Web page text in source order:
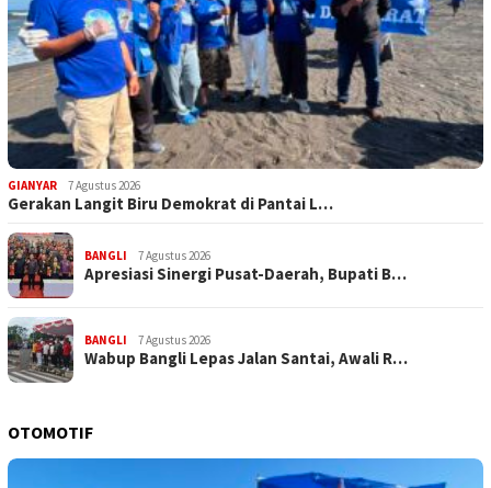
GIANYAR 7 Agustus 2026
Gerakan Langit Biru Demokrat di Pantai L…
BANGLI 7 Agustus 2026
Apresiasi Sinergi Pusat-Daerah, Bupati B…
BANGLI 7 Agustus 2026
Wabup Bangli Lepas Jalan Santai, Awali R…
OTOMOTIF